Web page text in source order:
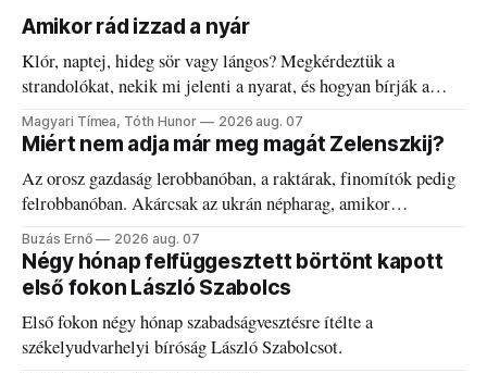
Amikor rád izzad a nyár
Klór, naptej, hideg sör vagy lángos? Megkérdeztük a
strandolókat, nekik mi jelenti a nyarat, és hogyan bírják a
kánikulát.
Magyari Tímea, Tóth Hunor 2026 aug. 07
Miért nem adja már meg magát Zelenszkij?
Az orosz gazdaság lerobbanóban, a raktárak, finomítók pedig
felrobbanóban. Akárcsak az ukrán népharag, amikor
elégedetlen vezetőivel.
Buzás Ernő 2026 aug. 07
Négy hónap felfüggesztett börtönt kapott
első fokon László Szabolcs
Első fokon négy hónap szabadságvesztésre ítélte a
székelyudvarhelyi bíróság László Szabolcsot.